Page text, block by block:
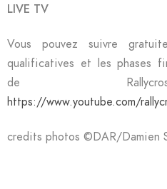
LIVE TV
Vous pouvez suivre
qualificatives et les phases
de
https://www.youtube.com/
credits photos ©️DAR/Damien